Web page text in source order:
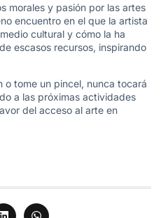
morales y pasión por las artes
encuentro en el que la artista
cultural y cómo la ha
escasos recursos, inspirando
o tome un pincel, nunca tocará
a las próximas actividades
del acceso al arte en